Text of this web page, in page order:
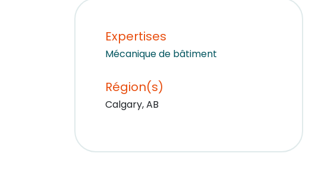
Expertises
Mécanique de bâtiment
Région(s)
Calgary, AB